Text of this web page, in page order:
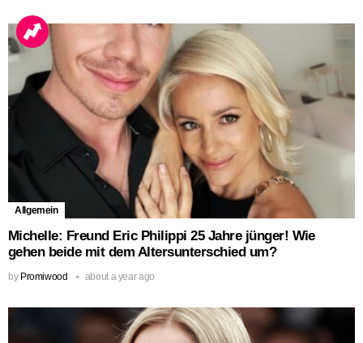
Allgemein
Michelle: Freund Eric Philippi 25 Jahre jünger! Wie
gehen beide mit dem Altersunterschied um?
by Promiwood about a year ago